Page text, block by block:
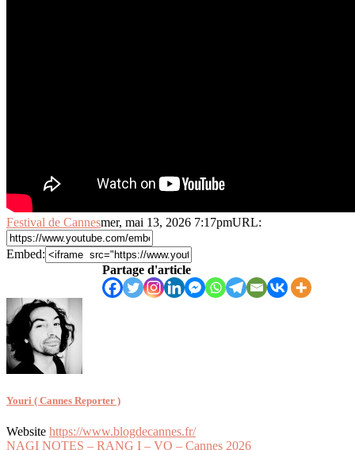
Festival de Cannesmer, mai 13, 2026 7:17pmURL:
Embed:
Partage d'article
Youri ( Cannes Reporter )
Website https://www.blogdecannes.fr/
NAGI NOTES – RANG I – VO – Cannes 2026